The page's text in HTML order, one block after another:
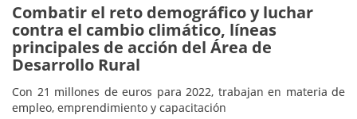
Combatir el reto demográfico y luchar
contra el cambio climático, líneas
principales de acción del Área de
Desarrollo Rural
Con 21 millones de euros para 2022, trabajan en materia de
empleo, emprendimiento y capacitación